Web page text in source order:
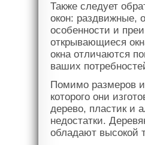
Также следует
окон: раздвижные,
особенности и
открывающиеся
окна отличаются
ваших
Помимо размеров и
которого они
дерево, пластик и
недостатки.
обладают высокой